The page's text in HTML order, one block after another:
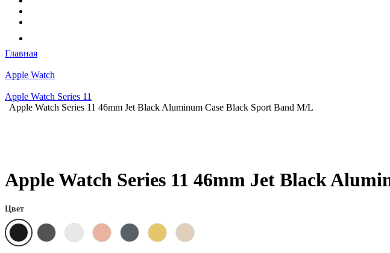
Главная
Apple Watch
Apple Watch Series 11
Apple Watch Series 11 46mm Jet Black Aluminum Case Black Sport Band M/L
Apple Watch Series 11 46mm Jet Black
Цвет